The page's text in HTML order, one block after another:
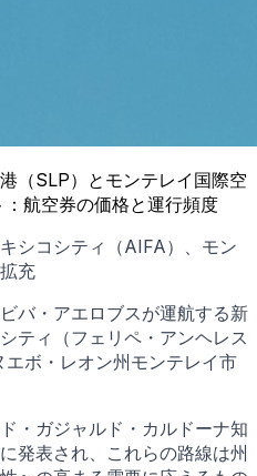
（SLP）とモンテレイ国際空
航空券の価格と運行頻度
シコシティ（AIFA）、モン
充
バ・アエロブスが運航する新
ティ（フェリペ・アンヘレス
ボ・レオン州モンテレイ市
・ガジャルド・カルドーナ知
発表され、これらの路線は州